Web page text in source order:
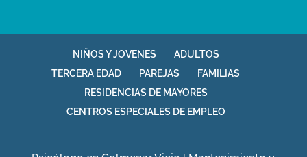
NIÑOS Y JOVENES
ADULTOS
TERCERA EDAD
PAREJAS
FAMILIAS
RESIDENCIAS DE MAYORES
CENTROS ESPECIALES DE EMPLEO